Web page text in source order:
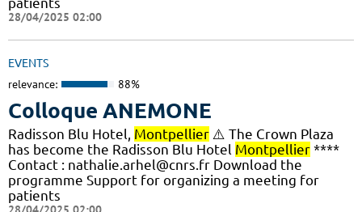
28/04/2025 02:00
EVENTS
relevance: 88%
Colloque ANEMONE
Radisson Blu Hotel, Montpellier ⚠️ The Crown Plaza
has become the Radisson Blu Hotel Montpellier ****
Contact : nathalie.arhel@cnrs.fr Download the
programme Support for organizing a meeting for
patients